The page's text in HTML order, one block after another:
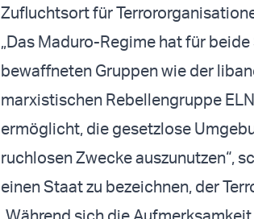
Zufluchtsort für
„Das Maduro-Regime hat für
bewaffneten Gruppen wie der
marxistischen Rebellengruppe
ermöglicht, die gesetzlose
ruchlosen Zwecke auszunutzen“,
einen Staat zu bezeichnen, der